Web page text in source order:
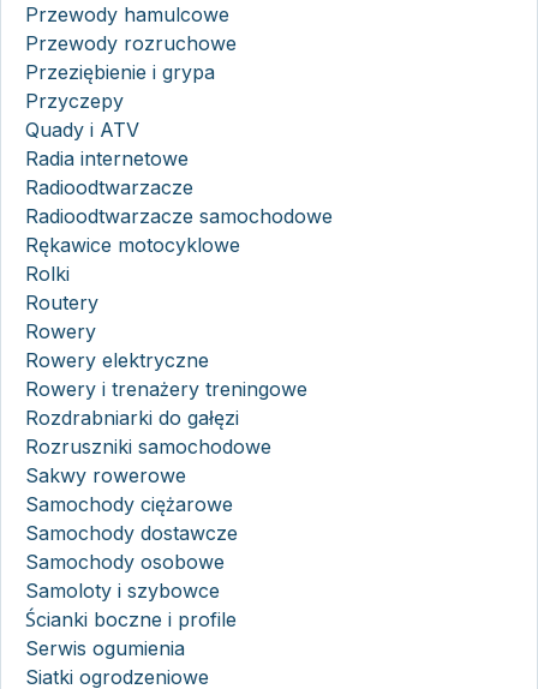
Przewody hamulcowe
Przewody rozruchowe
Przeziębienie i grypa
Przyczepy
Quady i ATV
Radia internetowe
Radioodtwarzacze
Radioodtwarzacze samochodowe
Rękawice motocyklowe
Rolki
Routery
Rowery
Rowery elektryczne
Rowery i trenażery treningowe
Rozdrabniarki do gałęzi
Rozruszniki samochodowe
Sakwy rowerowe
Samochody ciężarowe
Samochody dostawcze
Samochody osobowe
Samoloty i szybowce
Ścianki boczne i profile
Serwis ogumienia
Siatki ogrodzeniowe